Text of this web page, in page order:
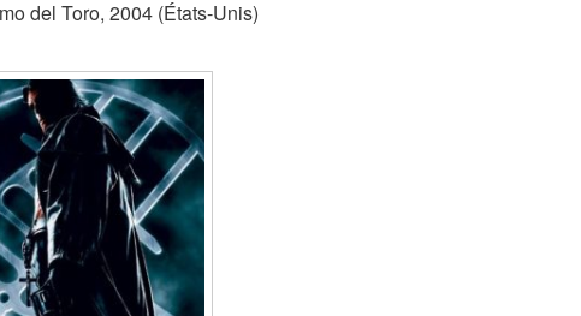
del Toro, 2004 (États-Unis)